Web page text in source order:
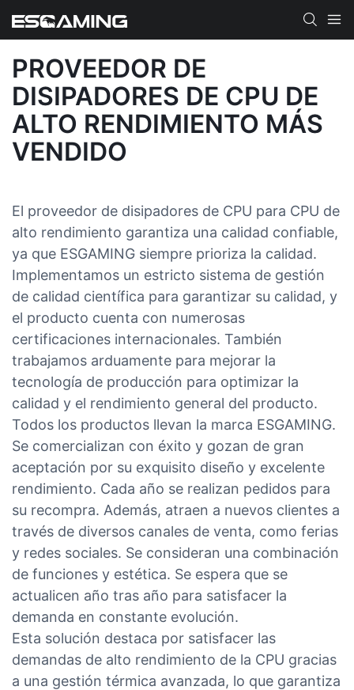
PROVEEDOR DE
DISIPADORES DE CPU DE
ALTO RENDIMIENTO MÁS
VENDIDO
El proveedor de disipadores de CPU para CPU de
alto rendimiento garantiza una calidad confiable,
ya que ESGAMING siempre prioriza la calidad.
Implementamos un estricto sistema de gestión
de calidad científica para garantizar su calidad, y
el producto cuenta con numerosas
certificaciones internacionales. También
trabajamos arduamente para mejorar la
tecnología de producción para optimizar la
calidad y el rendimiento general del producto.
Todos los productos llevan la marca ESGAMING.
Se comercializan con éxito y gozan de gran
aceptación por su exquisito diseño y excelente
rendimiento. Cada año se realizan pedidos para
su recompra. Además, atraen a nuevos clientes a
través de diversos canales de venta, como ferias
y redes sociales. Se consideran una combinación
de funciones y estética. Se espera que se
actualicen año tras año para satisfacer la
demanda en constante evolución.
Esta solución destaca por satisfacer las
demandas de alto rendimiento de la CPU gracias
a una gestión térmica avanzada, lo que garantiza